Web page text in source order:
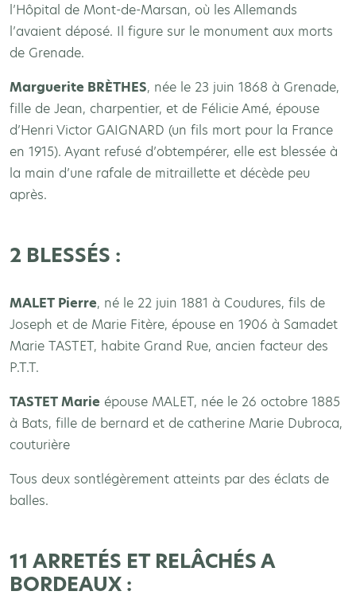
l’Hôpital de Mont-de-Marsan, où les Allemands
l’avaient déposé. Il figure sur le monument aux morts
de Grenade.
Marguerite BRÈTHES, née le 23 juin 1868 à Grenade,
fille de Jean, charpentier, et de Félicie Amé, épouse
d’Henri Victor GAIGNARD (un fils mort pour la France
en 1915). Ayant refusé d’obtempérer, elle est blessée à
la main d’une rafale de mitraillette et décède peu
après.
2 BLESSÉS :
MALET Pierre, né le 22 juin 1881 à Coudures, fils de
Joseph et de Marie Fitère, épouse en 1906 à Samadet
Marie TASTET, habite Grand Rue, ancien facteur des
P.T.T.
TASTET Marie épouse MALET, née le 26 octobre 1885
à Bats, fille de bernard et de catherine Marie Dubroca,
couturière
Tous deux sontlégèrement atteints par des éclats de
balles.
11 ARRETÉS ET RELÂCHÉS A
BORDEAUX :